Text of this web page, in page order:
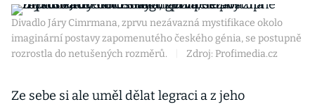
Divadlo Járy Cimrmana, zprvu nezávazná mystifikace okolo
imaginární postavy zapomenutého českého génia, se postupně
rozrostla do netušených rozměrů.
Zdroj: Profimedia.cz
Ze sebe si ale uměl dělat legraci a z jeho